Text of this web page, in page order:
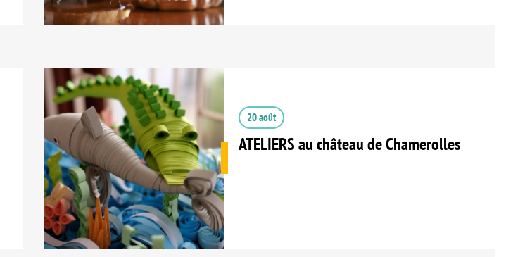
20 août
ATELIERS au château de Chamerolles